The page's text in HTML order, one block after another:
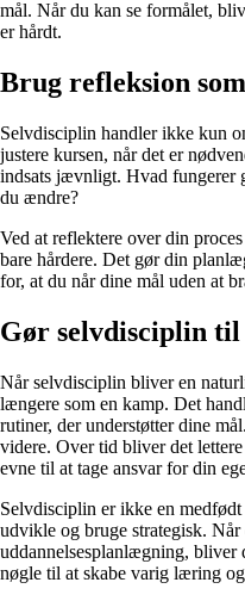
mål. Når du kan se formålet,
er hårdt.
Brug refleksion
Selvdisciplin handler ikke kun
justere kursen, når det er
indsats jævnligt. Hvad fungerer
du ændre?
Ved at reflektere over din
bare hårdere. Det gør din
for, at du når dine mål uden at
Gør selvdisciplin til
Når selvdisciplin bliver en
længere som en kamp. Det
rutiner, der understøtter dine
videre. Over tid bliver det
evne til at tage ansvar for din
Selvdisciplin er ikke en medfødt
udvikle og bruge strategisk.
uddannelsesplanlægning, bliver
nøgle til at skabe varig læring